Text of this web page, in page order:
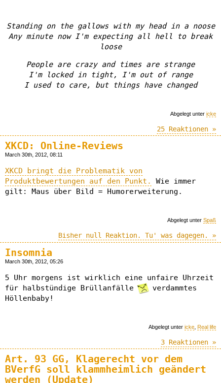
Standing on the gallows with my head in a noose
Any minute now I'm expecting all hell to break
loose
People are crazy and times are strange
I'm locked in tight, I'm out of range
I used to care, but things have changed
Abgelegt unter icke
25 Reaktionen »
XKCD: Online-Reviews
March 30th, 2012, 08:11
XKCD bringt die Problematik von
Produktbewertungen auf den Punkt.
Wie immer
gilt: Maus über Bild = Humorerweiterung.
Abgelegt unter Spaß
Bisher null Reaktion. Tu' was dagegen. »
Insomnia
March 30th, 2012, 05:26
5 Uhr morgens ist wirklich eine unfaire Uhrzeit
für halbstündige Brüllanfälle
verdammtes
Höllenbaby!
Abgelegt unter icke Real life
3 Reaktionen »
Art. 93 GG, Klagerecht vor dem
BVerfG soll klammheimlich geändert
werden (Update)